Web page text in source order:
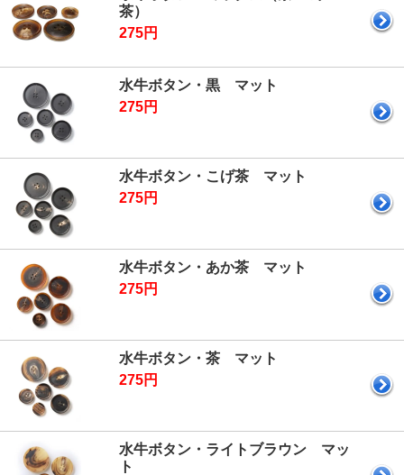
茶）
275円
水牛ボタン・黒 マット
275円
水牛ボタン・こげ茶 マット
275円
水牛ボタン・あか茶 マット
275円
水牛ボタン・茶 マット
275円
水牛ボタン・ライトブラウン マッ
ト